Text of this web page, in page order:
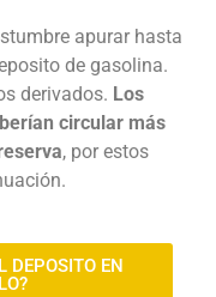
apurar hasta
de gasolina.
derivados. Los
circular más
, por estos
DEPOSITO EN